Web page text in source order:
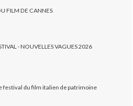
FILM DE CANNES
- NOUVELLES VAGUES 2026
festival du film italien de patrimoine